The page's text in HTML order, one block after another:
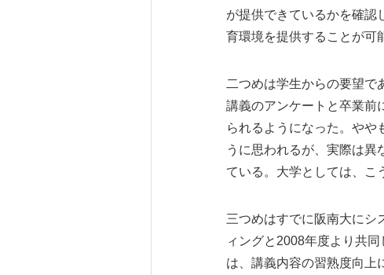
が提供できているかを確認
育環境を提供することが可
二つめは学生からの要望で
講義のアンケートと卒業前
られるようになった。やや
うに思われるが、実際は異
ている。大学としては、こ
三つめはすでに阪南大にシ
ィングと2008年度より共
は、講義内容の習熟度向上